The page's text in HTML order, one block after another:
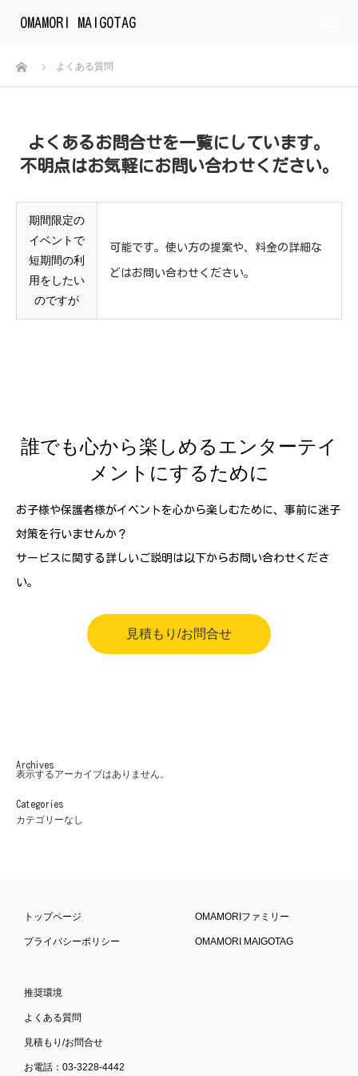
OMAMORI MAIGOTAG
ホーム よくある質問
よくあるお問合せを一覧にしています。
不明点はお気軽にお問い合わせください。
期間限定の
イベントで
短期間の利
用をしたい
のですが
可能です。使い方の提案や、料金の詳細な
どはお問い合わせください。
誰でも心から楽しめるエンターテイ
メントにするために
お子様や保護者様がイベントを心から楽しむために、事前に迷子
対策を行いませんか？
サービスに関する詳しいご説明は以下からお問い合わせくださ
い。
見積もり/お問合せ
Archives
表示するアーカイブはありません。
Categories
カテゴリーなし
トップページ
プライバシーポリシー
OMAMORIファミリー
OMAMORI MAIGOTAG
推奨環境
よくある質問
見積もり/お問合せ
お電話：03-3228-4442